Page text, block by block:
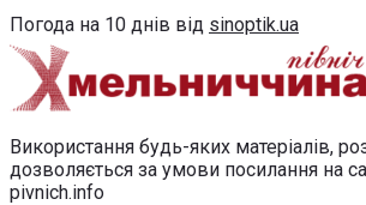
Погода на 10 днів від sinoptik.ua
Використання будь-яких матеріалів,
дозволяється за умови посилання на
pivnich.info